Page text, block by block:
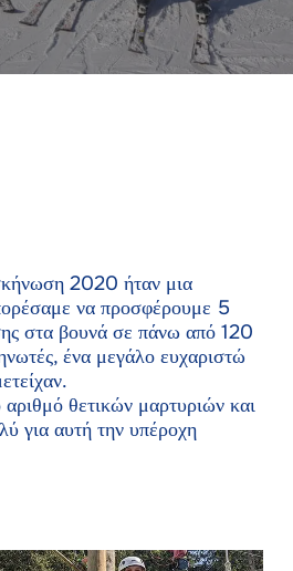
2020 ήταν μια
να προσφέρουμε 5
στα βουνά σε πάνω από 120
ένα μεγάλο ευχαριστώ
θετικών μαρτυριών και
για αυτή την υπέροχη